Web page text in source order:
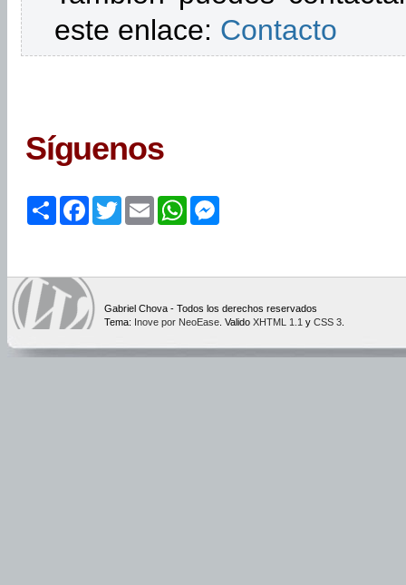
este enlace: Contacto
Síguenos
ShareFacebook
TwitterEmailWhatsApp
Gabriel Chova - Todos los derechos reservados
Tema: Inove por NeoEase . Valido XHTML 1.1 y CSS 3